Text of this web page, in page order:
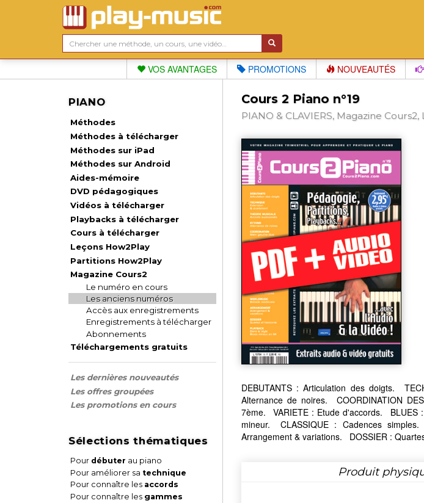
VOS AVANTAGES PROMOTIONS NOUVEAUTÉS
PIANO
Méthodes
Méthodes à télécharger
Méthodes sur iPad
Méthodes sur Android
Aides-mémoire
DVD pédagogiques
Vidéos à télécharger
Playbacks à télécharger
Cours à télécharger
Leçons How2Play
Partitions How2Play
Magazine Cours2
Le numéro en cours
Les anciens numéros
Accès aux enregistrements
Enregistrements à télécharger
Abonnements
Téléchargements gratuits
Les dernières nouveautés
Les offres groupées
Les promotions en cours
Sélections thématiques
Pour débuter au piano
Pour améliorer sa technique
Pour connaître les accords
Pour connaître les gammes
Cours 2 Piano n°19
PIANO & CLAVIERS, Magazine
DEBUTANTS : Articulation des doigts.
Alternance de noires. COORDINATION
7ème. VARIETE : Etude d'accords. BLUES
mineur. CLASSIQUE : Cadences
Arrangement & variations. DOSSIER :
Produit